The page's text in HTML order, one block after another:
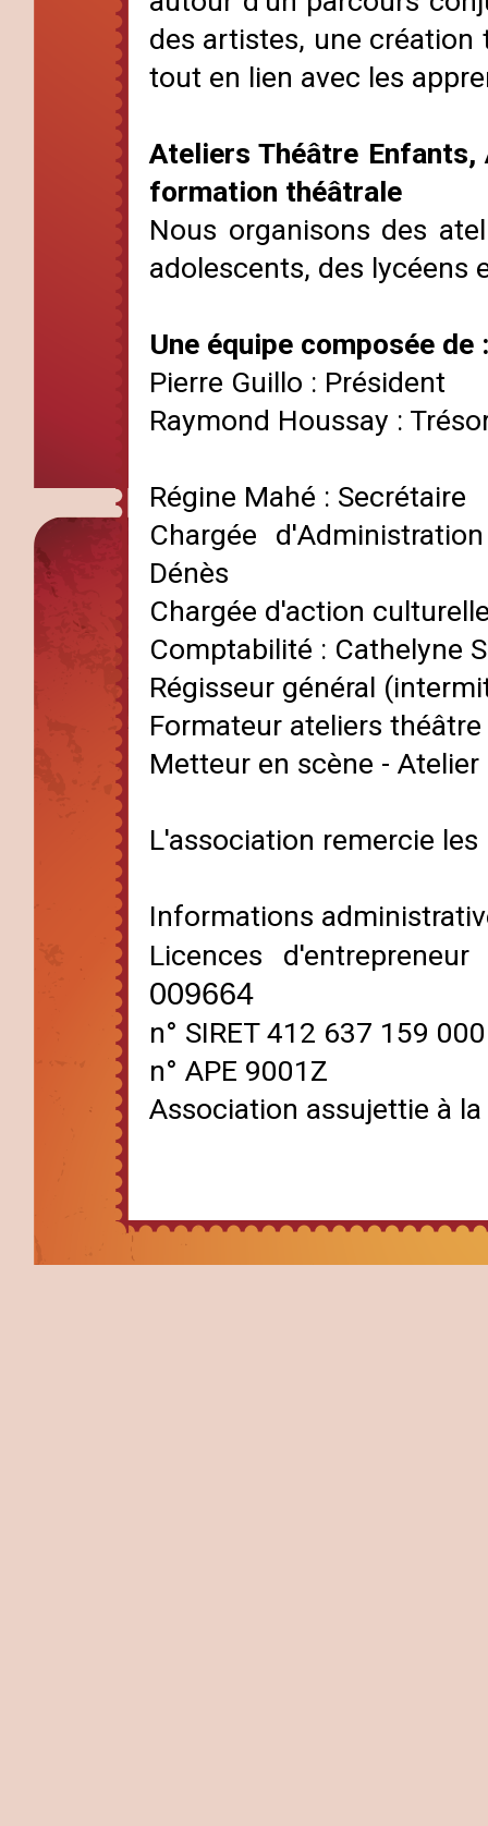
des artistes, une création
tout en lien avec les
Ateliers Théâtre
formation théâtrale
Nous organisons des
adolescents, des lycéens
Une équipe composée de :
Pierre Guillo : Président
Raymond Houssay :
Régine Mahé : Secrétaire
Chargée d'
Dénès
Chargée d'action
Comptabilité : Cathelyne
Régisseur général
Formateur ateliers
Metteur en scène -
L'association remercie
Informations
Licences
009664
n° SIRET 412 637 159
n° APE 9001Z
Association assujettie à